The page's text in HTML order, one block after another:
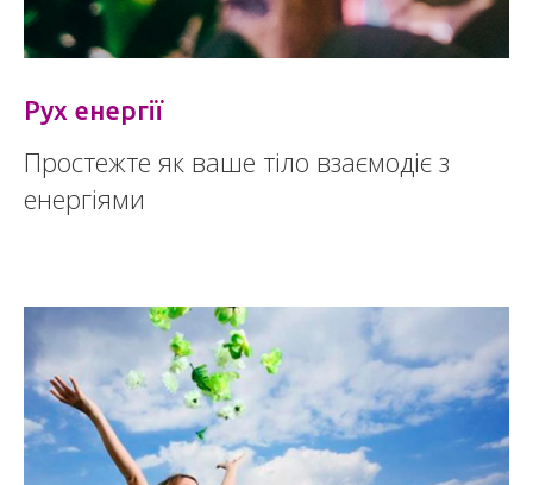
Рух енергії
Простежте як ваше тіло взаємодіє з
енергіями